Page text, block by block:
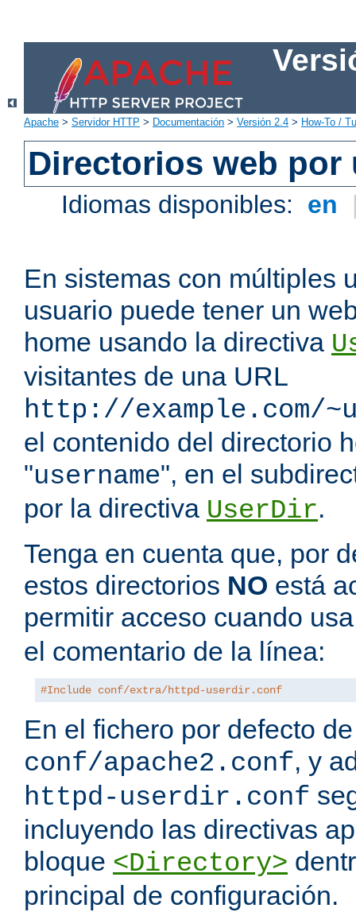
Apache > Servidor HTTP > Documentación > Versión 2.4 > How-To /
Directorios web por
Idiomas disponibles: en
En sistemas con múltiples
usuario puede tener un
home usando la directiva
visitantes de una URL
http://example.com/
el contenido del directorio
"username", en el
por la directiva UserDir.
Tenga en cuenta que, por
estos directorios NO está
permitir acceso cuando
el comentario de la línea:
#Include conf/extra/httpd-userdir.conf
En el fichero por defecto
conf/apache2.conf, y
httpd-userdir.conf
incluyendo las directivas
bloque <Directory>
principal de configuración.